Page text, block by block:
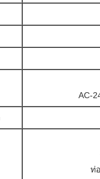
AC-
ท่